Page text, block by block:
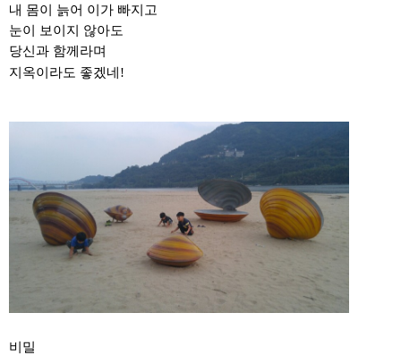
내 몸이 늙어 이가 빠지고
눈이 보이지 않아도
당신과 함께라며
지옥이라도 좋겠네!
비밀